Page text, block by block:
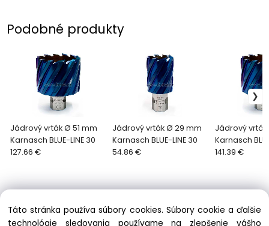
Podobné produkty
Jádrový vrták Ø 51 mm
Karnasch BLUE-LINE 30
127.66 €
Jádrový vrták Ø 29 mm
Karnasch BLUE-LINE 30
54.86 €
Jádrový
Karnasch
141.39 €
Táto stránka používa súbory cookies. Súbory cookie a ďalšie
technológie sledovania používame na zlepšenie vášho